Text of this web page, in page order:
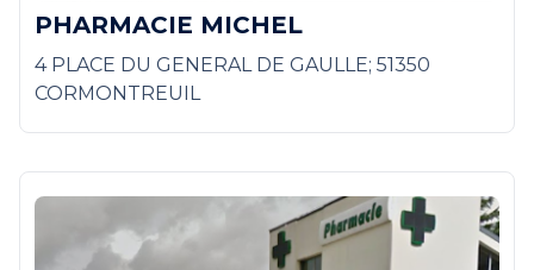
PHARMACIE MICHEL
4 PLACE DU GENERAL DE GAULLE; 51350
CORMONTREUIL